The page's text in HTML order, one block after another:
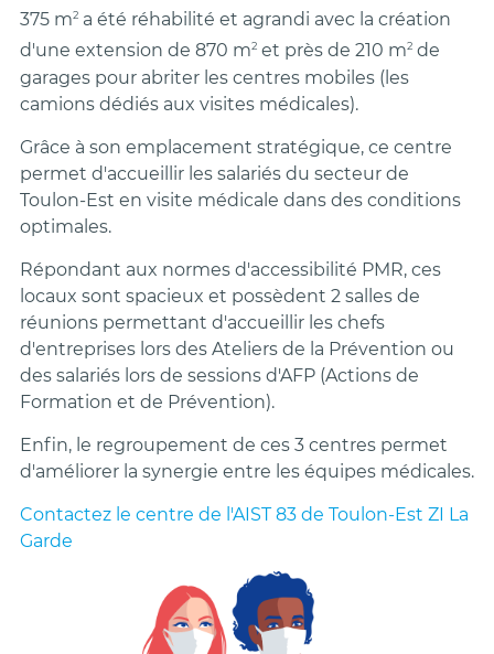
375 m2a été réhabilité et agrandi avec la création
d'une extension de 870 m2et près de 210 m2de
garages pour abriter les centres mobiles (les
camions dédiés aux visites médicales).
Grâce à son emplacement stratégique, ce centre
permet d'accueillir les salariés du secteur de
Toulon-Est en visite médicale dans des conditions
optimales.
Répondant aux normes d'accessibilité PMR, ces
locaux sont spacieux et possèdent 2 salles de
réunions permettant d'accueillir les chefs
d'entreprises lors des Ateliers de la Prévention ou
des salariés lors de sessions d'AFP (Actions de
Formation et de Prévention).
Enfin, le regroupement de ces 3 centres permet
d'améliorer la synergie entre les équipes médicales.
Contactez le centre de l'AIST 83 de Toulon-Est ZI La
Garde